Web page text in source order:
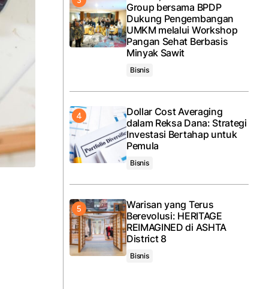
Group bersama BPDP
Dukung Pengembangan
UMKM melalui Workshop
Pangan Sehat Berbasis
Minyak Sawit
Bisnis
Dollar Cost Averaging
dalam Reksa Dana: Strategi
Investasi Bertahap untuk
Pemula
Bisnis
Warisan yang Terus
Berevolusi: HERITAGE
REIMAGINED di ASHTA
District 8
Bisnis